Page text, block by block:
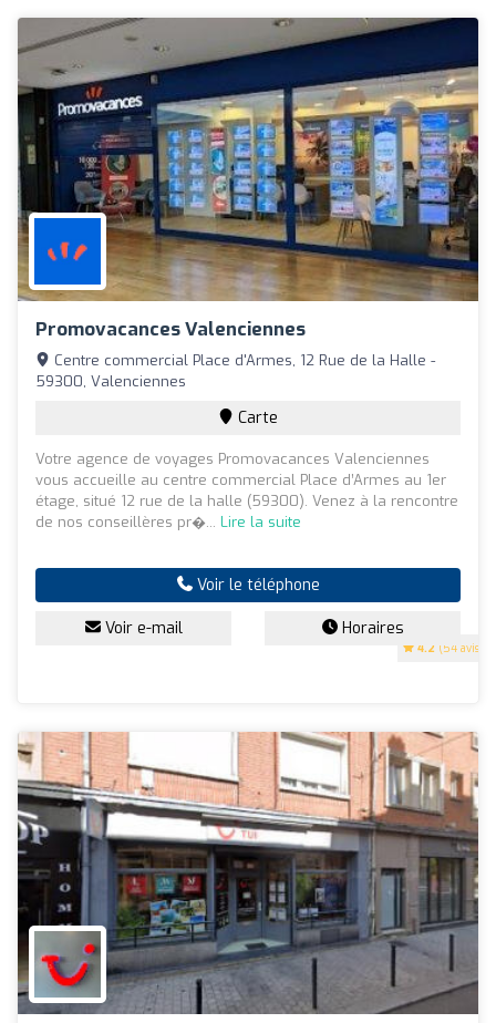
Promovacances Valenciennes
4.2 (54 avis)
Centre commercial Place d'Armes, 12 Rue de la Halle -
59300, Valenciennes
Carte
Votre agence de voyages Promovacances Valenciennes
vous accueille au centre commercial Place d’Armes au 1er
étage, situé 12 rue de la halle (59300). Venez à la rencontre
de nos conseillères pr�... Lire la suite
Voir le téléphone
Voir e-mail Horaires